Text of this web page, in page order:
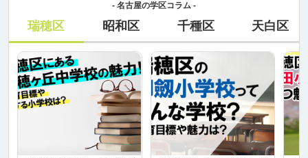
- 名古屋の学区コラム -
瑞穂区 昭和区 千種区 天白区